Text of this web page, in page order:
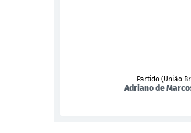
Partido (União
Adriano de